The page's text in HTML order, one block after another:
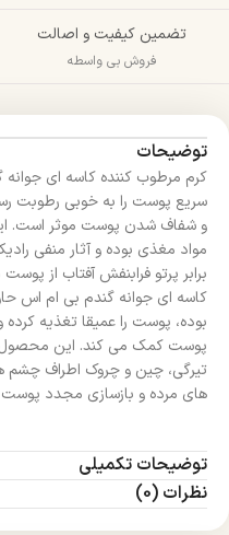
تضمین کیفیت و اصالت
فروش بی واسطه
توضیحات
کرم مرطوب کننده کاسه ای
سریع پوست را به خوبی رطوبت
و شفاف شدن پوست موثر است.
مواد مغذی بوده و آثار منفی
برابر پرتو فرابنفش آفتاب از
بوده، پوست را عمیقا تغذیه
پوست کمک می کند. این محصول
تیرگی، چین و چروک اطراف
های مرده و بازسازی مجدد
توضیحات تکمیلی
نظرات (0)